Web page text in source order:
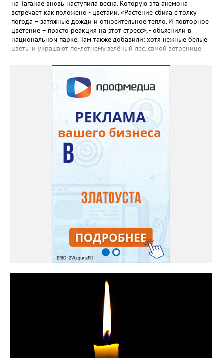
Прованса не любит «вкусную» почву. Добавляйте в посадочную
яму гравий и песок – требуется хороший дренаж. В первый год
Екатерина рекомендует цветы убирать, чтобы силы куста
пошли на наращивание корневой системы. А со второго года
пусть лаванда цветёт во всю силу! Фото: Екатерина Бойко,
специально для «Златоуст.инфо». Обсуждение новости здесь
на Таганае вновь наступила весна. Которую эта анемона
встречает как положено - цветами. «Растение сбила с толку
погода – затяжные дожди и относительное тепло. И повторное
цветение – просто реакция на этот стресс», - объяснили в
национальном парке. Там также добавили: хотя нежные белые
цветы и украшают по-летнему зелёный лес, самой ветренице
силы перед долгой зимовкой.